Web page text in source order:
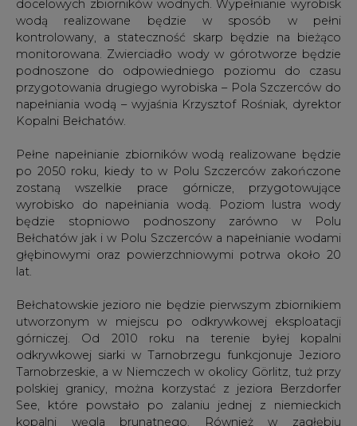
wodą realizowane będzie w sposób w pełni
kontrolowany, a stateczność skarp będzie na bieżąco
monitorowana. Zwierciadło wody w górotworze będzie
podnoszone do odpowiedniego poziomu do czasu
przygotowania drugiego wyrobiska – Pola Szczerców do
napełniania wodą – wyjaśnia Krzysztof Rośniak, dyrektor
Kopalni Bełchatów.
Pełne napełnianie zbiorników wodą realizowane będzie
po 2050 roku, kiedy to w Polu Szczerców zakończone
zostaną wszelkie prace górnicze, przygotowujące
wyrobisko do napełniania wodą. Poziom lustra wody
będzie stopniowo podnoszony zarówno w Polu
Bełchatów jak i w Polu Szczerców a napełnianie wodami
głębinowymi oraz powierzchniowymi potrwa około 20
lat.
Bełchatowskie jezioro nie będzie pierwszym zbiornikiem
utworzonym w miejscu po odkrywkowej eksploatacji
górniczej. Od 2010 roku na terenie byłej kopalni
odkrywkowej siarki w Tarnobrzegu funkcjonuje Jezioro
Tarnobrzeskie, a w Niemczech w okolicy Görlitz, tuż przy
polskiej granicy, można korzystać z jeziora Berzdorfer
See, które powstało po zalaniu jednej z niemieckich
kopalni węgla brunatnego. Również w zagłębiu